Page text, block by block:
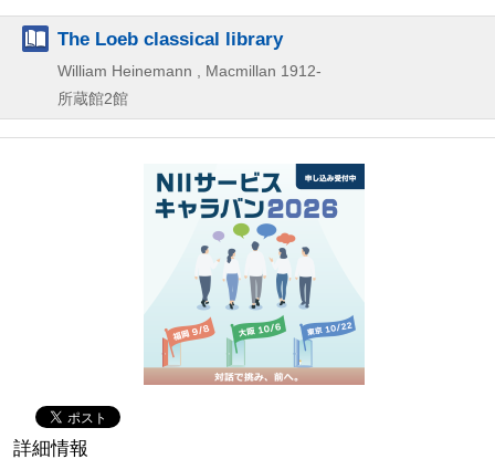
The Loeb classical library
William Heinemann , Macmillan 1912-
所蔵館2館
詳細情報